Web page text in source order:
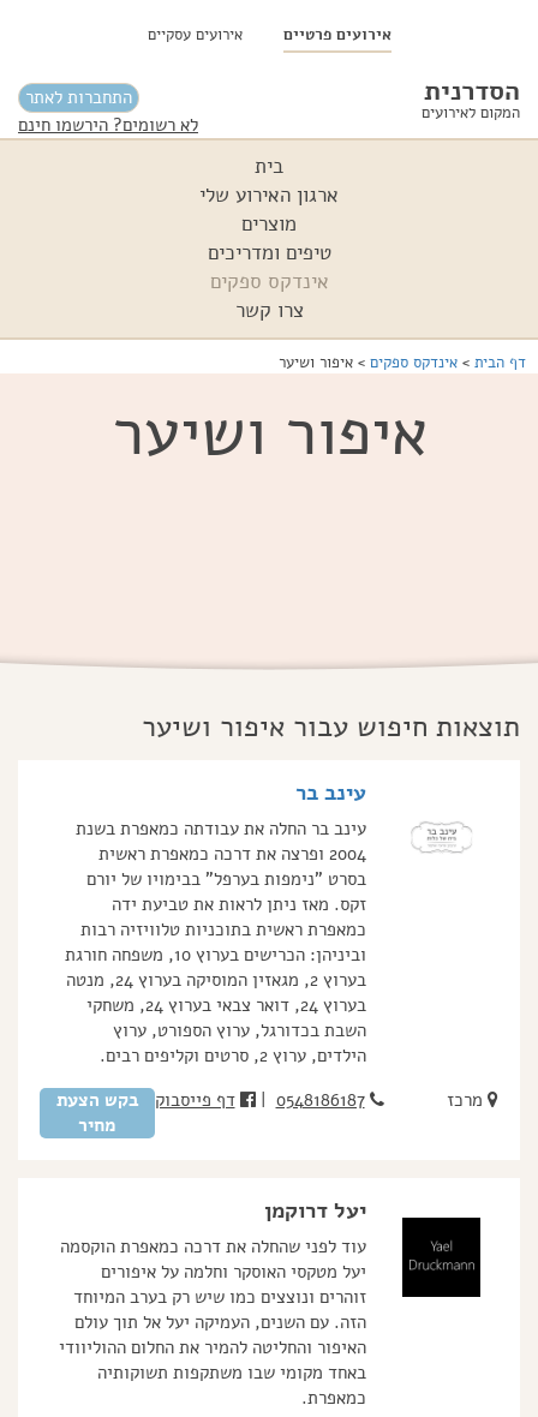
אירועים פרטיים אירועים עסקיים
הסדרנית
המקום לאירועים
התחברות לאתר
לא רשומים? הירשמו חינם
בית
ארגון האירוע שלי
מוצרים
טיפים ומדריכים
אינדקס ספקים
צרו קשר
דף הבית > אינדקס ספקים > איפור ושיער
איפור ושיער
תוצאות חיפוש עבור איפור ושיער
עינב בר
עינב בר החלה את עבודתה כמאפרת בשנת
2004 ופרצה את דרכה כמאפרת ראשית
בסרט "נימפות בערפל" בבימויו של יורם
זקס. מאז ניתן לראות את טביעת ידה
כמאפרת ראשית בתוכניות טלוויזיה רבות
וביניהן: הכרישים בערוץ 10, משפחה חורגת
בערוץ 2, מגאזין המוסיקה בערוץ 24, מנטה
בערוץ 24, דואר צבאי בערוץ 24, משחקי
השבת בכדורגל, ערוץ הספורט, ערוץ
הילדים, ערוץ 2, סרטים וקליפים רבים.
מרכז
0548186187
| דף פייסבוק
בקש הצעת
מחיר
יעל דרוקמן
עוד לפני שהחלה את דרכה כמאפרת הוקסמה
יעל מטקסי האוסקר וחלמה על איפורים
זוהרים ונוצצים כמו שיש רק בערב המיוחד
הזה. עם השנים, העמיקה יעל אל תוך עולם
האיפור והחליטה להמיר את החלום ההוליוודי
באחד מקומי שבו משתקפות תשוקותיה
כמאפרת.